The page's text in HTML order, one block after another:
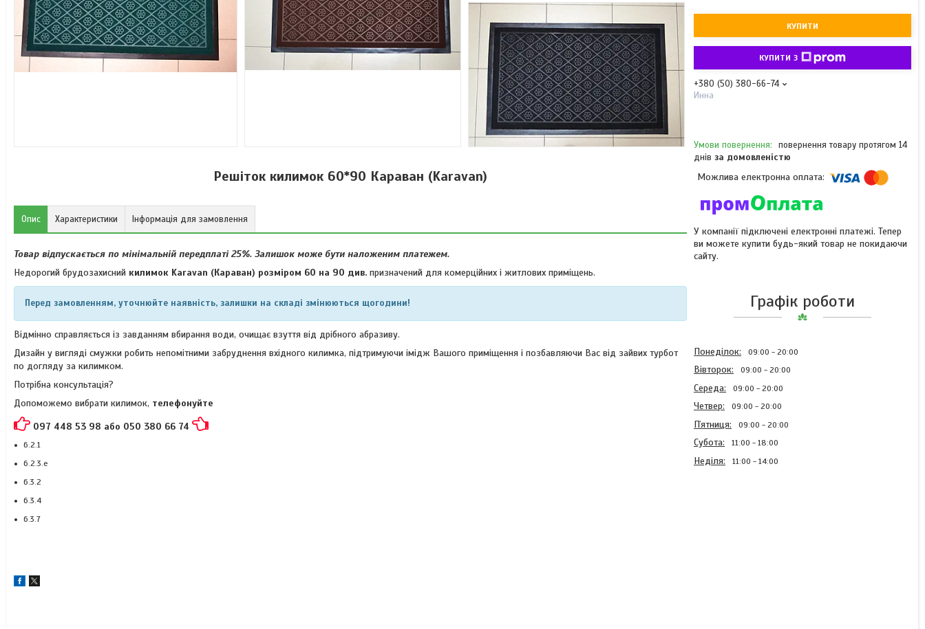
Решіток килимок 60*90 Караван (Karavan)
Опис Характеристики Інформація для замовлення
Товар відпускається по мінімальній передплаті 25%. Залишок може бути наложеним платежем.
Недорогий брудозахисний килимок Karavan (Караван) розміром 60 на 90 див. призначений для комерційних і житлових приміщень.
Перед замовленням, уточнюйте наявність, залишки на складі змінюються щогодини!
Відмінно справляється із завданням вбирання води, очищає взуття від дрібного абразиву.
Дизайн у вигляді смужки робить непомітними забруднення вхідного килимка, підтримуючи імідж Вашого приміщення і позбавляючи Вас від зайвих турбот
по догляду за килимком.
Потрібна консультація?
Допоможемо вибрати килимок, телефонуйте
097 448 53 98 або 050 380 66 74
6.2.1
6.2.3.e
6.3.2
6.3.4
6.3.7
КУПИТИ
КУПИТИ З
+380 (50) 380-66-74
Инна
повернення товару протягом 14
днів за домовленістю
У компанії підключені електронні платежі. Тепер
ви можете купити будь-який товар не покидаючи
сайту.
Графік роботи
Понеділок 09:00 20:00
Вівторок 09:00 20:00
Середа 09:00 20:00
Четвер 09:00 20:00
Пʼятниця 09:00 20:00
Субота 11:00 18:00
Неділя 11:00 14:00